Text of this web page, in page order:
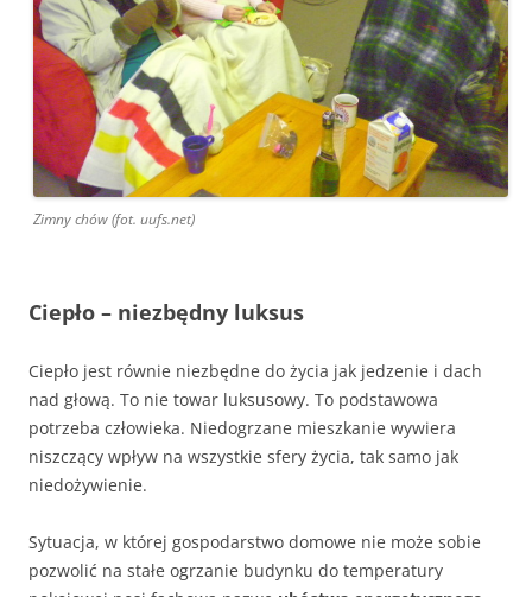
Zimny chów (fot. uufs.net)
Ciepło – niezbędny luksus
Ciepło jest równie niezbędne do życia jak jedzenie i dach
nad głową. To nie towar luksusowy. To podstawowa
potrzeba człowieka. Niedogrzane mieszkanie wywiera
niszczący wpływ na wszystkie sfery życia, tak samo jak
niedożywienie.
Sytuacja, w której gospodarstwo domowe nie może sobie
pozwolić na stałe ogrzanie budynku do temperatury